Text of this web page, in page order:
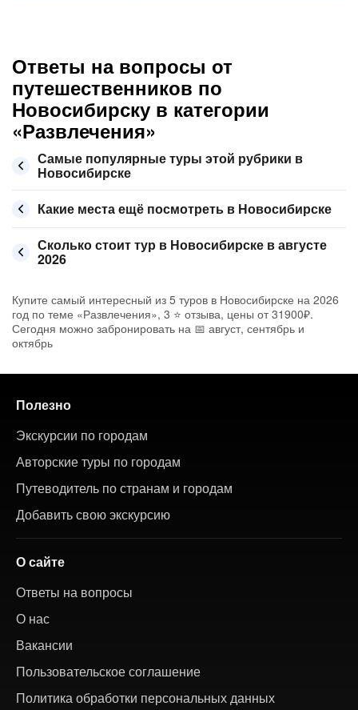
Ответы на вопросы от
путешественников по
Новосибирску в категории
«Развлечения»
Самые популярные туры этой рубрики в
Новосибирске
Какие места ещё посмотреть в Новосибирске
Сколько стоит тур в Новосибирске в августе
2026
Купите самый интересный из 5 туров в Новосибирске на 2026
год по теме «Развлечения», 3 ⭐ отзыва, цены от 31900₽.
Сегодня можно забронировать на 📅 август, сентябрь и
октябрь
Полезно
Экскурсии по городам
Авторские туры по городам
Путеводитель по странам и городам
Добавить свою экскурсию
О сайте
Ответы на вопросы
О нас
Вакансии
Пользовательское соглашение
Политика обработки персональных данных